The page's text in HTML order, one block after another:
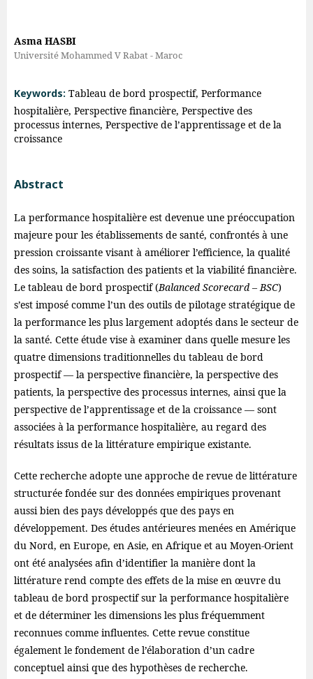
Asma HASBI
Université Mohammed V Rabat - Maroc
Keywords: Tableau de bord prospectif, Performance
hospitalière, Perspective financière, Perspective des
processus internes, Perspective de l’apprentissage et de la
croissance
Abstract
La performance hospitalière est devenue une préoccupation
majeure pour les établissements de santé, confrontés à une
pression croissante visant à améliorer l’efficience, la qualité
des soins, la satisfaction des patients et la viabilité financière.
Le tableau de bord prospectif (Balanced Scorecard – BSC)
s’est imposé comme l’un des outils de pilotage stratégique de
la performance les plus largement adoptés dans le secteur de
la santé. Cette étude vise à examiner dans quelle mesure les
quatre dimensions traditionnelles du tableau de bord
prospectif — la perspective financière, la perspective des
patients, la perspective des processus internes, ainsi que la
perspective de l’apprentissage et de la croissance — sont
associées à la performance hospitalière, au regard des
résultats issus de la littérature empirique existante.
Cette recherche adopte une approche de revue de littérature
structurée fondée sur des données empiriques provenant
aussi bien des pays développés que des pays en
développement. Des études antérieures menées en Amérique
du Nord, en Europe, en Asie, en Afrique et au Moyen-Orient
ont été analysées afin d’identifier la manière dont la
littérature rend compte des effets de la mise en œuvre du
tableau de bord prospectif sur la performance hospitalière
et de déterminer les dimensions les plus fréquemment
reconnues comme influentes. Cette revue constitue
également le fondement de l’élaboration d’un cadre
conceptuel ainsi que des hypothèses de recherche.